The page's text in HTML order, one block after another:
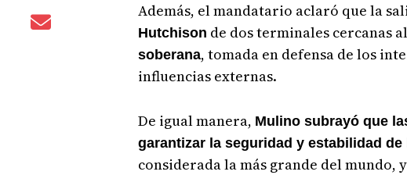
Además, el mandatario aclaró que la
Hutchison de dos terminales cercanas
soberana, tomada en defensa de los
influencias externas.
De igual manera, Mulino subrayó que
garantizar la seguridad y estabilidad de
considerada la más grande del mundo,